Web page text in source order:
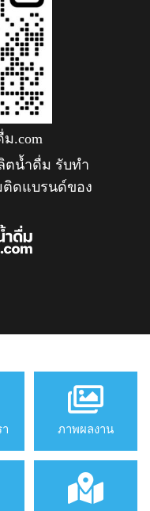
.com
ตน้ำดื่ม รับทำ
ดแบรนด์ของ
ภาพผลงาน